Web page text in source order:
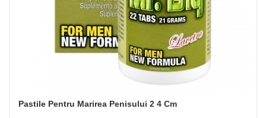
Pastile Pentru Marirea Penisului 2 4 Cm